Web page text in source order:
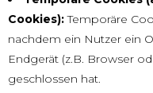
Cookies):Temporäre
nachdem ein Nutzer ein
Endgerät (z.B. Browser
geschlossen hat.